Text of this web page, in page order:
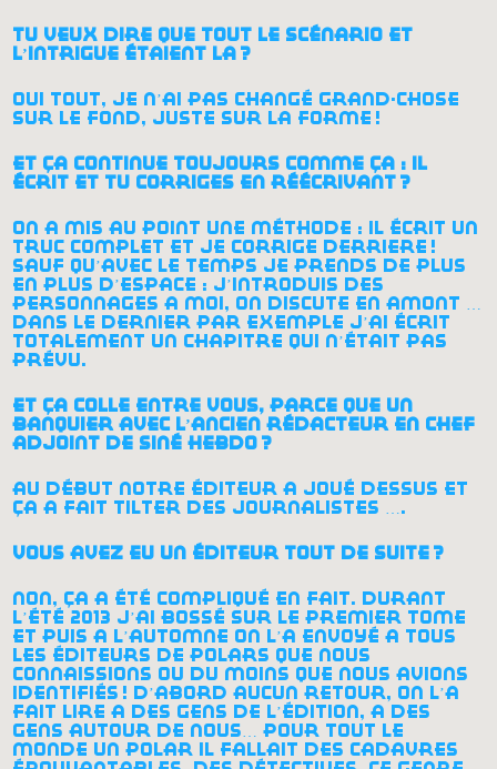
tu veux dire que tout le scénario et
l’intrigue étaient là ?
oui tout, je n’ai pas changé grand-chose
sur le fond, juste sur la forme !
et ça continue toujours comme ça : il
écrit et tu corriges en réécrivant ?
on a mis au point une méthode : il écrit un
truc complet et je corrige derrière !
sauf qu’avec le temps je prends de plus
en plus d’espace : j’introduis des
personnages à moi, on discute en amont …
dans le dernier par exemple j’ai écrit
totalement un chapitre qui n’était pas
prévu.
et ça colle entre vous, parce que un
banquier avec l’ancien rédacteur en chef
adjoint de siné hebdo ?
au début notre éditeur a joué dessus et
ça a fait tilter des journalistes ….
vous avez eu un éditeur tout de suite ?
non, ça a été compliqué en fait. durant
l’été 2013 j’ai bossé sur le premier tome
et puis à l’automne on l’a envoyé à tous
les éditeurs de polars que nous
connaissions ou du moins que nous avions
identifiés ! d’abord aucun retour, on l’a
fait lire à des gens de l’édition, à des
gens autour de nous… pour tout le
monde un polar il fallait des cadavres